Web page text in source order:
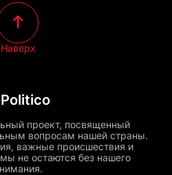
проект, посвященный
вопросам нашей страны.
важные происшествия и
не остаются без нашего
Наверх